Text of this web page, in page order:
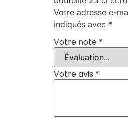
Votre adresse e-
indiqués avec *
Votre note *
Votre avis *